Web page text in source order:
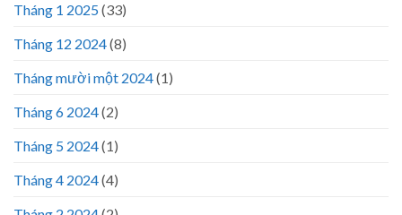
Tháng 1 2025(33)
Tháng 12 2024(8)
Tháng mười một 2024(1)
Tháng 6 2024(2)
Tháng 5 2024(1)
Tháng 4 2024(4)